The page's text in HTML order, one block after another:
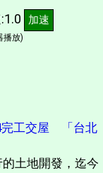
加速
播放)
完工交屋 「台北
土地開發，迄今